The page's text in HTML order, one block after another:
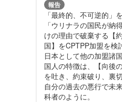
報告
「最終的、不可逆的」
「ウリナラの国民が納
けの理由で破棄する【
国】をCPTPP加盟を検
日本として他の加盟諸
国人の特徴は、【向後
を吐き、約束破り、裏
自分の過去の悪行で未
科者のように。